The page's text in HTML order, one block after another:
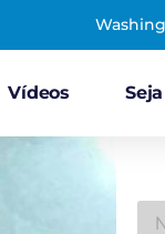
Vídeos